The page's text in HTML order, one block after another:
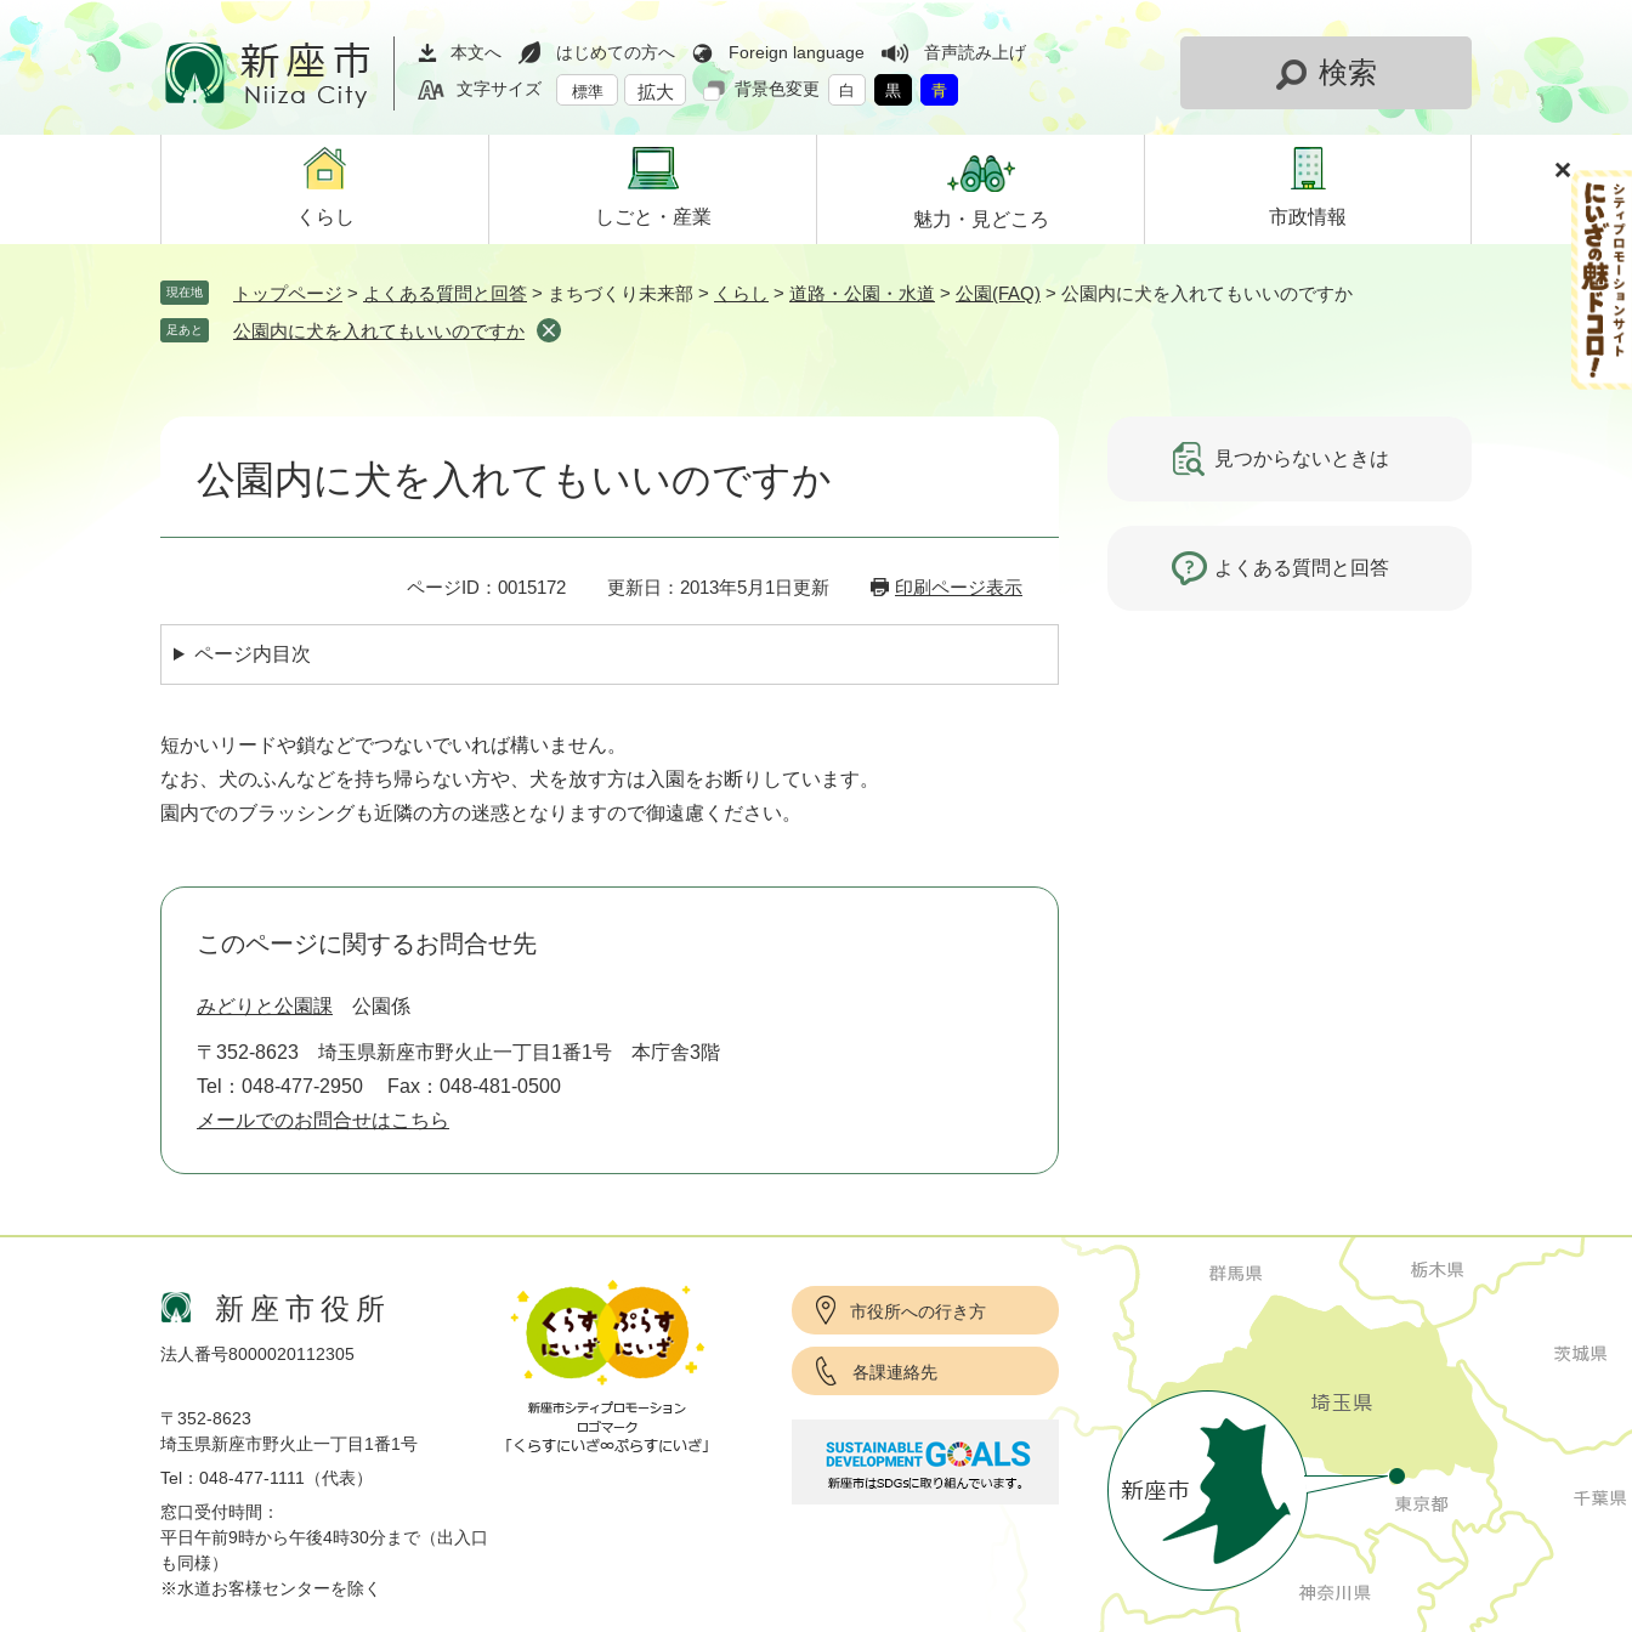
ペ
ー
ジ
メ
ニ
ュ
て
本文へ はじめての方へ Foreign language
音声読み上げ
文字サイズ
標準 拡大 背景色変更 白 黒 青
検索
くらし しごと・ 産業 魅力・ 見どころ 市政情報
現在地 トップページ > よくある質問と回答 > まちづくり未来部 > くらし > 道路・公園・水道 > 公園(FAQ) > 公園内に犬を入れてもいいのですか
足あと 公園内に犬を入れてもいいのですか
公園内に犬を入れてもいいのですか
ページID：0015172 更新日：2013年5月1日更新 印刷ページ表示
ページ内目次
短かいリードや鎖などでつないでいれば構いません。
なお、犬のふんなどを持ち帰らない方や、犬を放す方は入園をお断りしています。
園内でのブラッシングも近隣の方の迷惑となりますので御遠慮ください。
このページに関するお問合せ先
みどりと公園課 公園係
〒352-8623
埼玉県新座市野火止一丁目1番1号 本庁舎3階
Tel：048-477-2950
Fax：048-481-0500
メールでのお問合せはこちら
見つからないときは
よくある質問と回答
新座市役所
法人番号8000020112305
〒352-8623
埼玉県新座市野火止一丁目1番1号
Tel：048-477-1111（代表）
窓口受付時間：
平日午前9時から午後4時30分まで（出入口
も同様）
※水道お客様センターを除く
市役所への行き方
各課連絡先